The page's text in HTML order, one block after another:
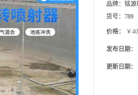
品牌： 铭源
货号： 789
价格： ￥
发布日期：
更新日期：